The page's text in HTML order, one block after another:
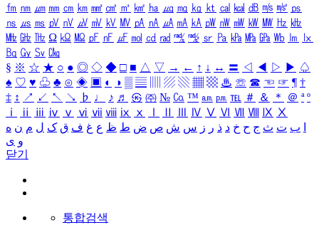
㎙ ㎚ ㎛ ㎜ ㎝ ㎞ ㎟ ㎠ ㎡ ㎢ ㏊ ㎍ ㎎ ㎏ ㏏ ㎈ ㎉ ㏈ ㎧ ㎨ ㎰
㎱ ㎲ ㎳ ㎴ ㎵ ㎶ ㎷ ㎸ ㎹ ㎀ ㎁ ㎂ ㎃ ㎄ ㎺ ㎻ ㎽ ㎾ ㎿ ㎐ ㎑
㎒ ㎓ ㎔ Ω ㏀ ㏁ ㎊ ㎋ ㎌ ㏖ ㏅ ㎭ ㎮ ㎯ ㏛ ㎩ ㎪ ㎫ ㎬ ㏝ ㏐
㏓
㏃ ㏉ ㏜ ㏆
§ ※ ☆ ★ ○ ● ◎ ◇ ◆ □ ■ △ ▽ → ← ↑ ↓ ↔ 〓 ◁ ◀ ▷ ▶ ♤
♠ ♡ ♥ ♧ ♣ ⊙ ◈ ▣ ◐ ◑ ▒ ▤ ▨ ▧ ▦ ▩ ♨ ☏ ☎ ☜ ☞ ¶ †
‡ ↕ ↗ ↙ ↖ ↘ ♭ ♩ ♪ ♬ ㉿ ㈜ № ㏇ ™ ㏂ ㏘ ℡ ＃ ＆ ＊ ＠ ª º
ⅰ
ⅱ ⅲ ⅳ ⅴ ⅵ ⅶ ⅷ ⅸ ⅹ Ⅳ Ⅴ Ⅵ Ⅶ Ⅷ Ⅸ Ⅹ
ب ت ث ج ح خ د ذ ر ز س ش ص ض ط ظ ع غ ف ق ک ل م ن ه
و ی
닫기
통합검색